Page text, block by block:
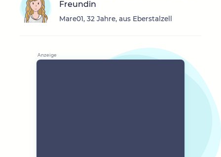
Freundin
Mare01, 32 Jahre, aus Eberstalzell